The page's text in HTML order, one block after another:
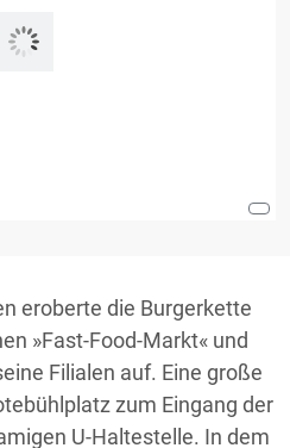
eroberte die Burgerkette
»Fast-Food-Markt« und
Filialen auf. Eine große
zum Eingang der
U-Haltestelle. In dem